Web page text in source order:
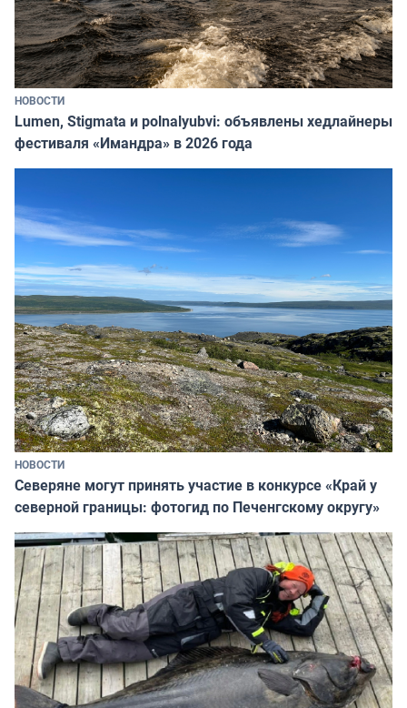
НОВОСТИ
Lumen, Stigmata и polnalyubvi: объявлены хедлайнеры
фестиваля «Имандра» в 2026 года
НОВОСТИ
Северяне могут принять участие в конкурсе «Край у
северной границы: фотогид по Печенгскому округу»